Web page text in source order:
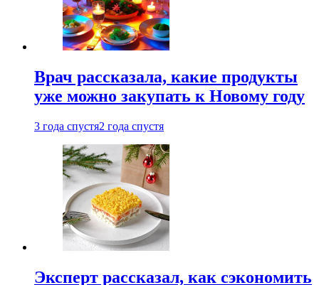
Врач рассказала, какие продукты
уже можно закупать к Новому году
3 года спустя2 года спустя
Эксперт рассказал, как сэкономить